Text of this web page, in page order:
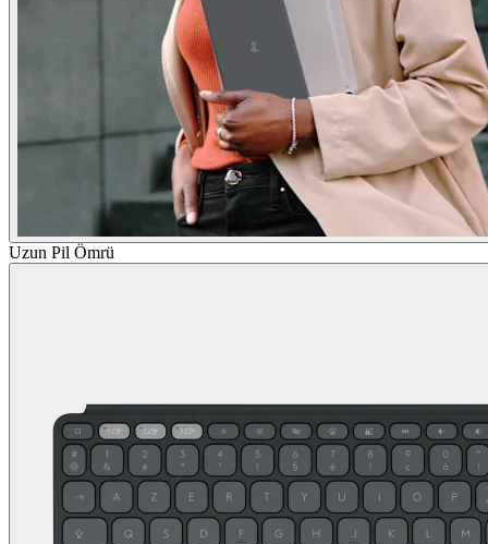
Uzun Pil Ömrü